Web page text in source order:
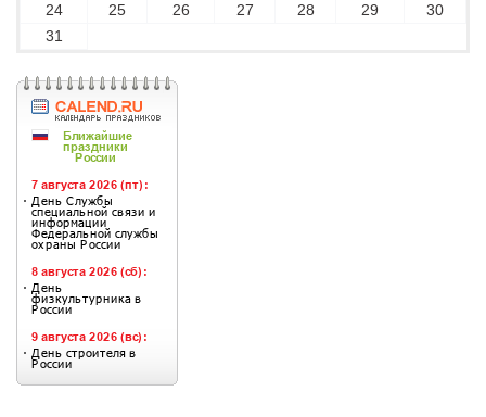
24
25 26 27 28 29
30
31